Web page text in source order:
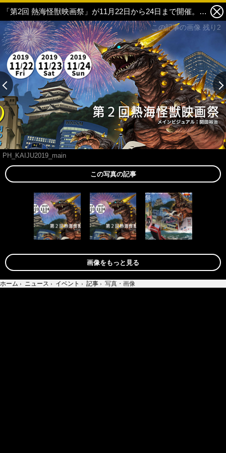
「第2回 熱海怪獣映画祭」が11月22日から24日まで開催。粟津順監督の3DCGアニメ『猫企画』も上映。 1枚目の写真・画像
PH_KAIJU2019_main
この記事の画像 残り2
この写真の記事
画像をもっと見る
ホーム › ニュース › イベント › 記事 › 写真・画像